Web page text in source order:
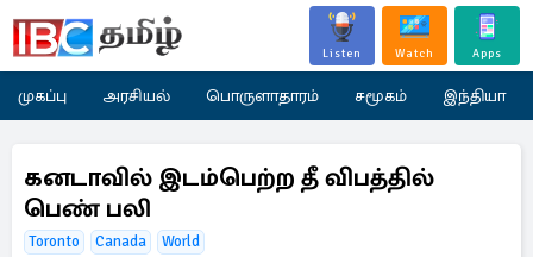
Listen Watch Apps
முகப்பு அரசியல் பொருளாதாரம் சமூகம் இந்தியா
கனடாவில் இடம்பெற்ற தீ விபத்தில்
பெண் பலி
Toronto Canada
World